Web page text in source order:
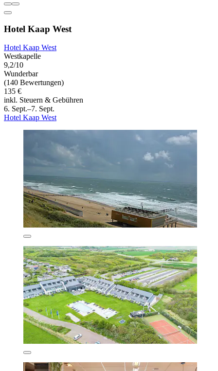
Hotel Kaap West
Hotel Kaap West
Westkapelle
9,2/10
Wunderbar
(140 Bewertungen)
135 €
inkl. Steuern & Gebühren
6. Sept.–7. Sept.
Hotel Kaap West